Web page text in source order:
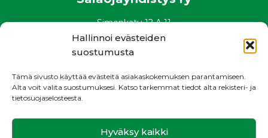
Hallinnoi evästeiden
suostumusta
Tämä sivusto käyttää evästeitä asiakaskokemuksen parantamiseen.
Alta voit valita suostumuksesi. Katso tarkemmat tiedot alta rekisteri- ja
tietosuojaselosteesta.
Hyväksy kaikki
Simonkatu 12 A 11
00100 Helsinki
puh. 0400 882 136
salaojayhdistys@salaojayhdistys.fi